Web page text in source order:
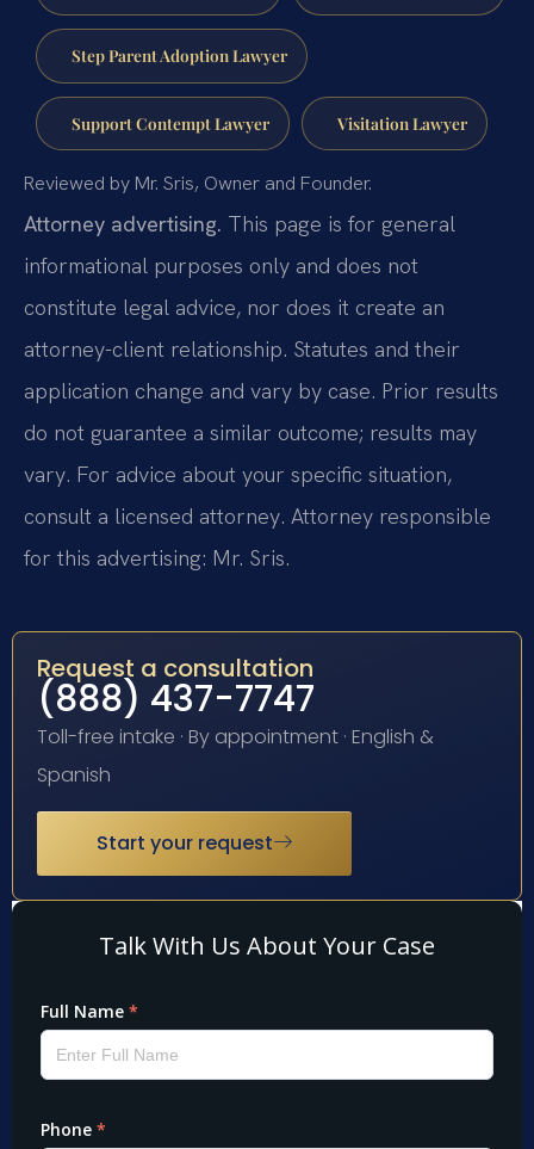
Step Parent Adoption Lawyer
Support Contempt Lawyer Visitation Lawyer
Reviewed by Mr. Sris, Owner and Founder.
Attorney advertising. This page is for general
informational purposes only and does not
constitute legal advice, nor does it create an
attorney-client relationship. Statutes and their
application change and vary by case. Prior results
do not guarantee a similar outcome; results may
vary. For advice about your specific situation,
consult a licensed attorney. Attorney responsible
for this advertising: Mr. Sris.
Request a consultation
(888) 437-7747
Toll-free intake · By appointment · English &
Spanish
Start your request